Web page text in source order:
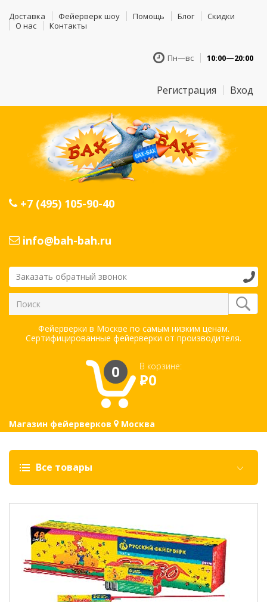
Доставка Фейерверк шоу Помощь Блог
Скидки
О нас
Контакты
Пн—вс 10:00—20:00
Регистрация Вход
+7 (495) 105-90-40
info@bah-bah.ru
Заказать обратный звонок
Фейерверки в Москве по самым низким ценам.
Сертифицированные фейерверки от производителя.
0 В корзине:
Р0
Магазин фейерверков Москва
Все товары